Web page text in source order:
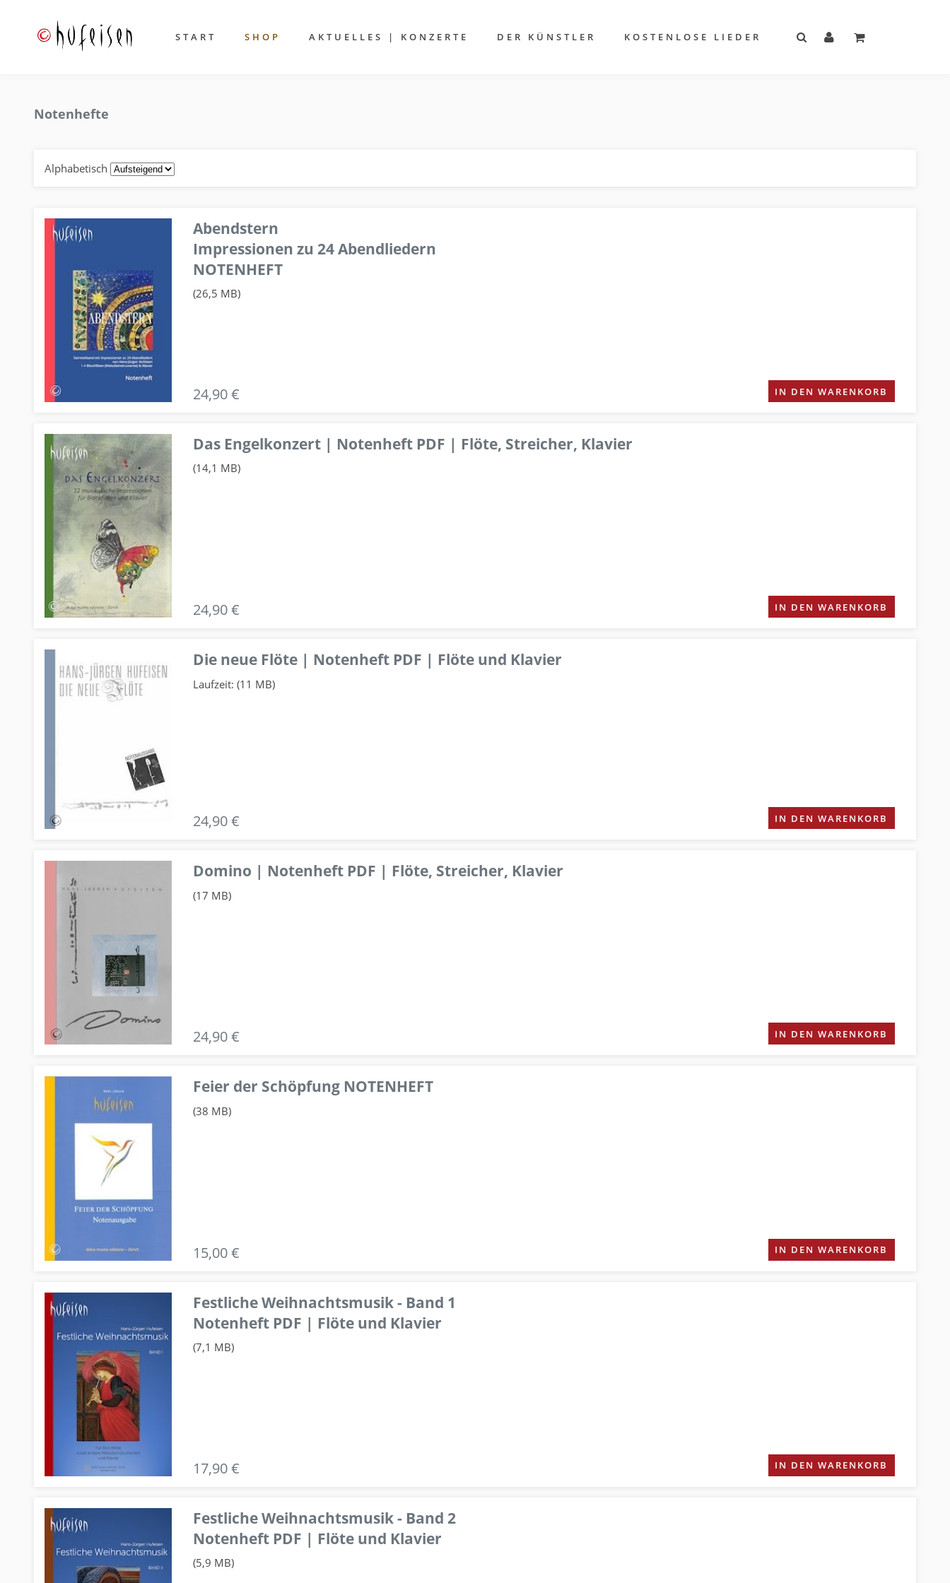
START SHOP AKTUELLES | KONZERTE DER KÜNSTLER KOSTENLOSE LIEDER
Notenhefte
Alphabetisch
Abendstern
Impressionen zu 24 Abendliedern
NOTENHEFT
(26,5 MB)
24,90 € IN DEN WARENKORB
Das Engelkonzert | Notenheft PDF | Flöte, Streicher, Klavier
(14,1 MB)
24,90 € IN DEN WARENKORB
Die neue Flöte | Notenheft PDF | Flöte und Klavier
Laufzeit: (11 MB)
24,90 € IN DEN WARENKORB
Domino | Notenheft PDF | Flöte, Streicher, Klavier
(17 MB)
24,90 € IN DEN WARENKORB
Feier der Schöpfung NOTENHEFT
(38 MB)
15,00 € IN DEN WARENKORB
Festliche Weihnachtsmusik - Band 1
Notenheft PDF | Flöte und Klavier
(7,1 MB)
17,90 € IN DEN WARENKORB
Festliche Weihnachtsmusik - Band 2
Notenheft PDF | Flöte und Klavier
(5,9 MB)